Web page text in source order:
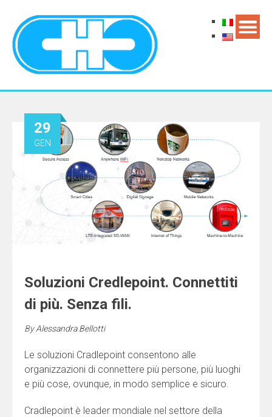
Soluzioni Credlepoint. Connettiti
di più. Senza fili.
29
GEN
ByAlessandra Bellotti
Le soluzioni Cradlepoint consentono alle
organizzazioni di connettere più persone, più luoghi
e più cose, ovunque, in modo semplice e sicuro.
Cradlepoint è leader mondiale nel settore della